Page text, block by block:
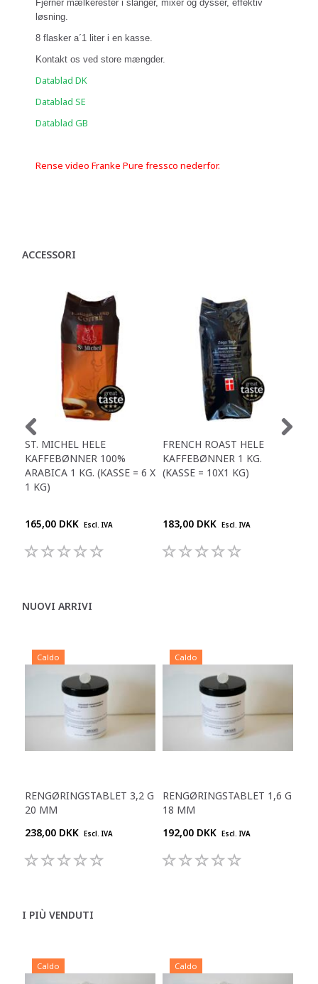
Fjerner mælkerester i slanger, mixer og dysser, effektiv
løsning.
8 flasker a´1 liter i en kasse.
Kontakt os ved store mængder.
Datablad DK
Datablad SE
Datablad GB
Rense video Franke Pure fressco nederfor.
ACCESSORI
ST. MICHEL HELE
KAFFEBØNNER 100%
ARABICA 1 KG. (KASSE = 6 X
1 KG)
165,00 DKK Escl. IVA
FRENCH ROAST HELE
KAFFEBØNNER 1 KG.
(KASSE = 10X1 KG)
183,00 DKK Escl. IVA
NUOVI ARRIVI
Caldo
RENGØRINGSTABLET 3,2 G
20 MM
238,00 DKK Escl. IVA
Caldo
RENGØRINGSTABLET 1,6 G
18 MM
192,00 DKK Escl. IVA
I PIÙ VENDUTI
Caldo Caldo